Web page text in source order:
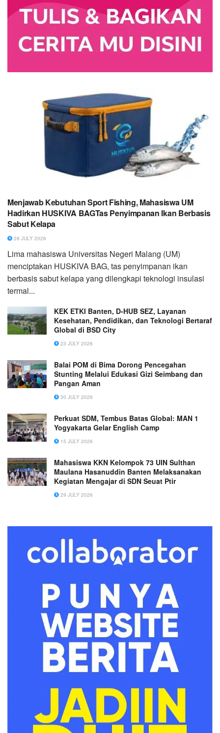
Menjawab Kebutuhan Sport Fishing, Mahasiswa UM
Hadirkan HUSKIVA BAGTas Penyimpanan Ikan Berbasis
Sabut Kelapa
28 JULY 2026
Lima mahasiswa Universitas Negeri Malang (UM)
menciptakan HUSKIVA BAG, tas penyimpanan ikan
berbasis sabut kelapa yang dilengkapi teknologi insulasi
termal...
KEK ETKI Banten, D-HUB SEZ, Layanan
Kesehatan, Pendidikan, dan Teknologi Bertaraf
Global di BSD City
23 JULY 2026
Balai POM di Bima Dorong Pencegahan
Stunting Melalui Edukasi Gizi Seimbang dan
Pangan Aman
30 JULY 2026
Perkuat SDM, Tembus Batas Global: MAN 1
Yogyakarta Gelar English Camp
15 JULY 2026
Mahasiswa KKN Kelompok 73 UIN Sulthan
Maulana Hasanuddin Banten Melaksanakan
Kegiatan Mengajar di SDN Seuat Ptir
29 JULY 2026